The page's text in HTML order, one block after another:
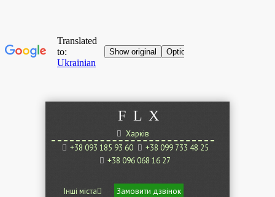
F L X
Харків
+38 093 185 93 60
+38 099 733 48 25
+38 096 068 16 27
Інші міста Замовити дзвінок